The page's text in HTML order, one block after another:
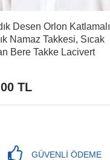
Desen Orlon Katlamalı
Namaz Takkesi, Sıcak
Bere Takke Lacivert
TL
GÜVENLİ ÖDEME